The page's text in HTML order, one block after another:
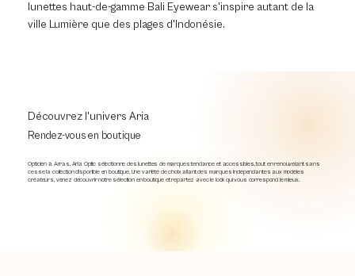
lunettes haut-de-gamme Bali Eyewear s'inspire autant de la
ville Lumière que des plages d'Indonésie.
Rendez-vous en boutique
Découvrez l'univers Aria
Opticien à Arras, Aria Optic sélectionne des lunettes de marques tendance et accessibles, tout en renouvelant sans
cesse la collection disponible en boutique. Une variété de choix allant des marques indépendantes aux modèles
créateurs, venez découvrir notre sélection en boutique et repartez avec le look qui vous correspond le mieux.